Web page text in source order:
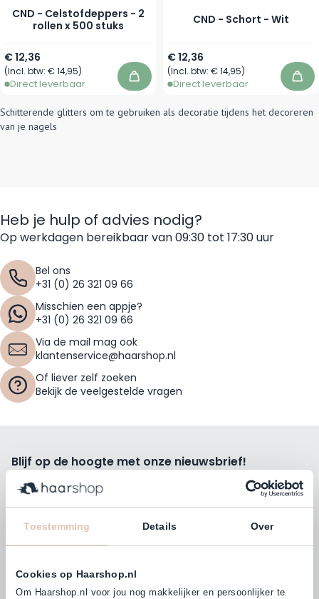
Toestemming Details Over
Cookies op Haarshop.nl
Om Haarshop.nl voor jou nog makkelijker en persoonlijker te
CND - Celstofdeppers - 2
rollen x 500 stuks
€ 12,36
(Incl. btw: € 14,95)
Direct leverbaar In winkelwagen
CND - Schort - Wit
€ 12,36
(Incl. btw: € 14,95)
Direct leverbaar In
Schitterende glitters om te gebruiken als decoratie tijdens het decoreren
van je nagels
Heb je hulp of advies nodig?
Op werkdagen bereikbaar van 09:30 tot 17:30 uur
Bel ons
+31 (0) 26 321 09 66
Misschien een appje?
+31 (0) 26 321 09 66
Via de mail mag ook
klantenservice@haarshop.nl
Of liever zelf zoeken
Bekijk de veelgestelde vragen
Blijf op de hoogte met onze nieuwsbrief!
Ontvang wekelijks de beste kortingsacties, tips en nieuws
rechtstreeks in jou e-mailbox.
E-mailadres
Inschrijven
Volg ons